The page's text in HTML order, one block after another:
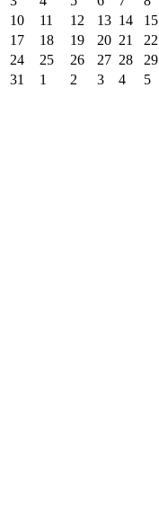
10
11 12 13 14 15
17
18 19 20 21 22
24
25 26 27 28 29
31
1 2 3 4 5